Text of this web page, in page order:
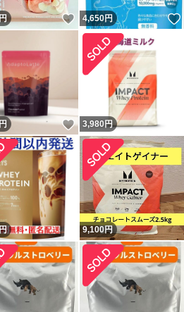
！ いいね！
4,650円
！
円 いいね！
3,980円
9,100円